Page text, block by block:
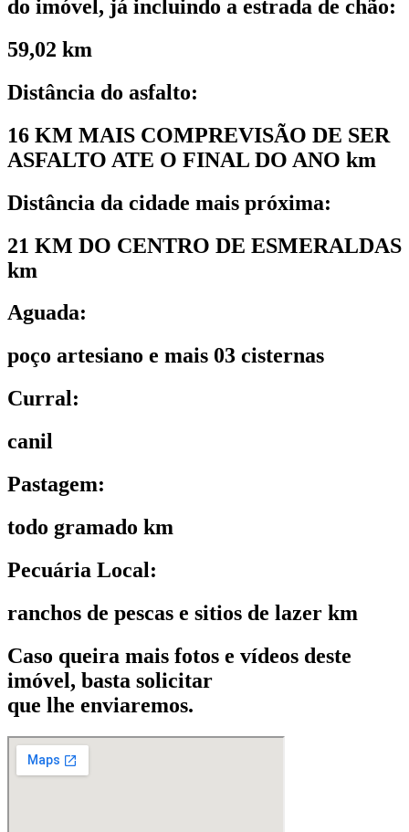
do imóvel, já incluindo a estrada de chão:
59,02 km
Distância do asfalto:
16 KM MAIS COMPREVISÃO DE SER
ASFALTO ATE O FINAL DO ANO km
Distância da cidade mais próxima:
21 KM DO CENTRO DE ESMERALDAS
km
Aguada:
poço artesiano e mais 03 cisternas
Curral:
canil
Pastagem:
todo gramado km
Pecuária Local:
ranchos de pescas e sitios de lazer km
Caso queira mais fotos e vídeos deste
imóvel, basta solicitar
que lhe enviaremos.